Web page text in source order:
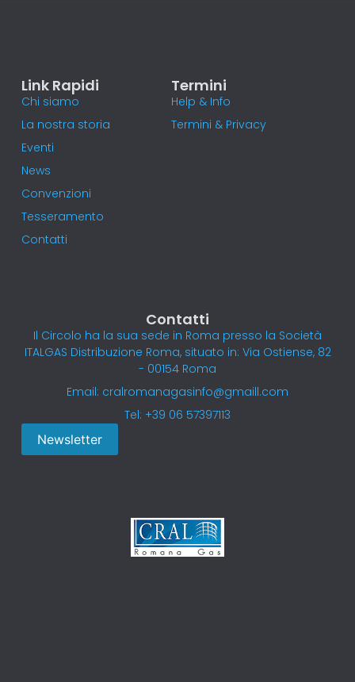
Link Rapidi
Chi siamo
La nostra storia
Eventi
News
Convenzioni
Tesseramento
Contatti
Termini
Help & Info
Termini & Privacy
Contatti
Il Circolo ha la sua sede in Roma presso la Società
ITALGAS Distribuzione Roma, situato in: Via Ostiense, 82
- 00154 Roma
Email: cralromanagasinfo@gmaill.com
Tel: +39 06 57397113
Newsletter